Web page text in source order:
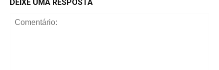
DEIXE UMA RESPOSTA